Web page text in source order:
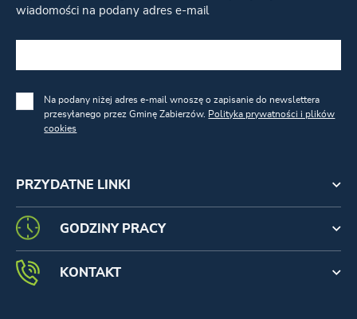
PRZYDATNE LINKI
wiadomości na podany adres e-mail
Na podany niżej adres e-mail wnoszę o zapisanie do newslettera
przesyłanego przez Gminę Zabierzów. Polityka prywatności i plików
cookies
GODZINY PRACY
KONTAKT